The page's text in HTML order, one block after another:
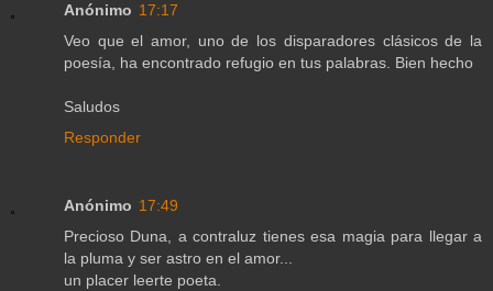
Anónimo 17:17
Veo que el amor, uno de los disparadores clásicos de la
poesía, ha encontrado refugio en tus palabras. Bien hecho
Saludos
Responder
Anónimo 17:49
Precioso Duna, a contraluz tienes esa magia para llegar a
la pluma y ser astro en el amor...
un placer leerte poeta.